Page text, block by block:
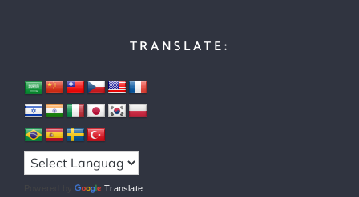
TRANSLATE:
Powered by Translate